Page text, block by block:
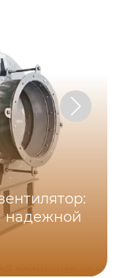
надежной